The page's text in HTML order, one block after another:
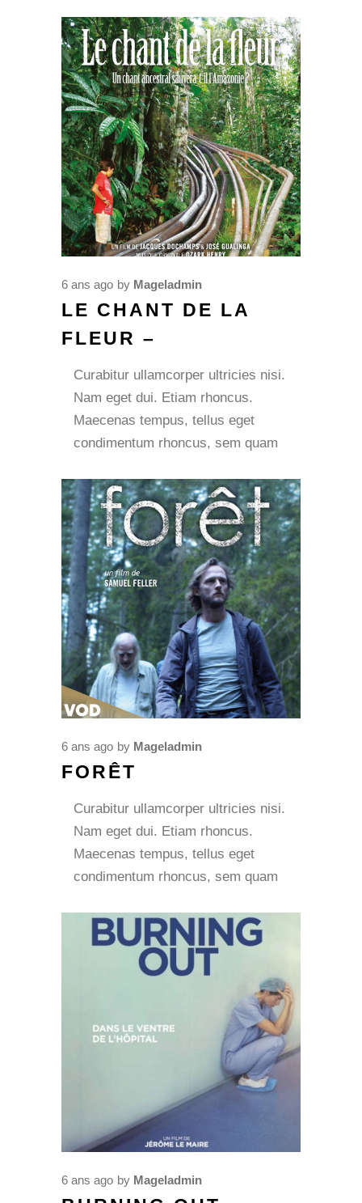
6 ans ago by Mageladmin
LE CHANT DE LA
FLEUR –
Curabitur ullamcorper ultricies nisi.
Nam eget dui. Etiam rhoncus.
Maecenas tempus, tellus eget
condimentum rhoncus, sem quam
6 ans ago by Mageladmin
FORÊT
Curabitur ullamcorper ultricies nisi.
Nam eget dui. Etiam rhoncus.
Maecenas tempus, tellus eget
condimentum rhoncus, sem quam
6 ans ago by Mageladmin